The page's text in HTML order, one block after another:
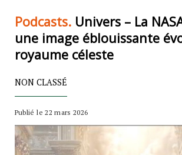
Podcasts.Univers – La
une image éblouissante
royaume céleste
NON CLASSÉ
Publié le 22 mars 2026